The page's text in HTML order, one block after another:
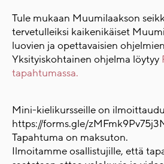
Tule mukaan Muumilaakson
tervetulleiksi kaikenikäiset
luovien ja opettavaisien
Yksityiskohtainen ohjelma löytyy
tapahtumassa.
Mini-kielikursseille on
https://forms.gle/
Tapahtuma on maksuton.
Ilmoitamme osallistujille, että